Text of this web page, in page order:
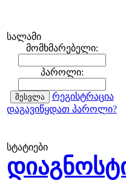
სალამი
მომხმარებელი:
პაროლი:
რეგისტრაცია
დაგავიწყდათ პაროლი?
სტატიები